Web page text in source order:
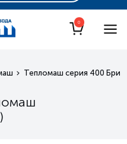
0
Тепломаш серия 400